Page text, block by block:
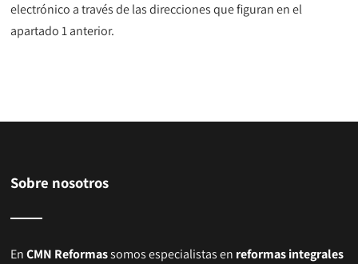
electrónico a través de las direcciones que figuran en el
apartado 1 anterior.
Sobre nosotros
EnCMN Reformassomos especialistas en reformas integrales